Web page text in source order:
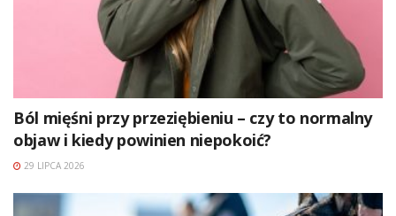
Ból mięśni przy przeziębieniu – czy to normalny
objaw i kiedy powinien niepokoić?
29 LIPCA 2026